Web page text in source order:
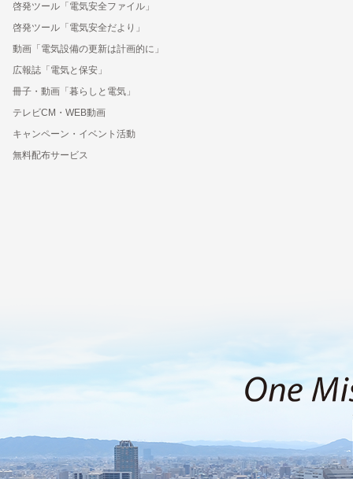
啓発ツール「電気安全ファイル」
啓発ツール「電気安全だより」
動画「電気設備の更新は計画的に」
広報誌「電気と保安」
冊子・動画「暮らしと電気」
テレビCM・WEB動画
キャンペーン・イベント活動
無料配布サービス